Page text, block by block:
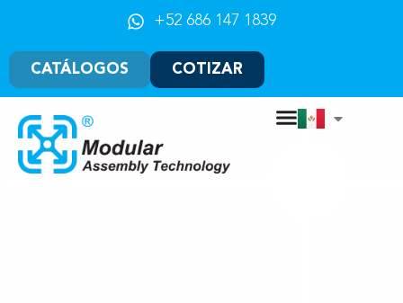
+52 686 147 1839
CATÁLOGOS COTIZAR